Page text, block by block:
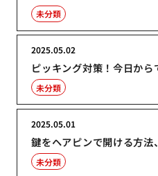
未分類
ピッキング対策！今日から
2025.05.02
未分類
鍵をヘアピンで開ける方
2025.05.01
未分類